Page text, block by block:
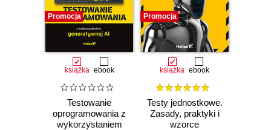
Promocja
książka ebook
Testowanie
oprogramowania z
wykorzystaniem
Promocja
książka ebook
Testy jednostkowe.
Zasady, praktyki i
wzorce